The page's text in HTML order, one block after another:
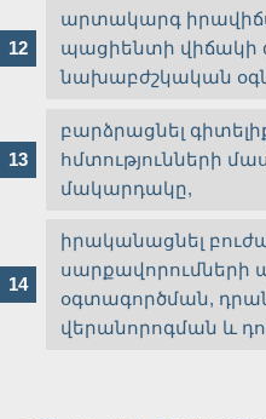
արտակարգ
պացիենտի վիճակի
նախաբժշկական
բարձրացնել
հմտությունների
մակարդակը,
իրականացնել
օգտագործման,
վերանորոգման և